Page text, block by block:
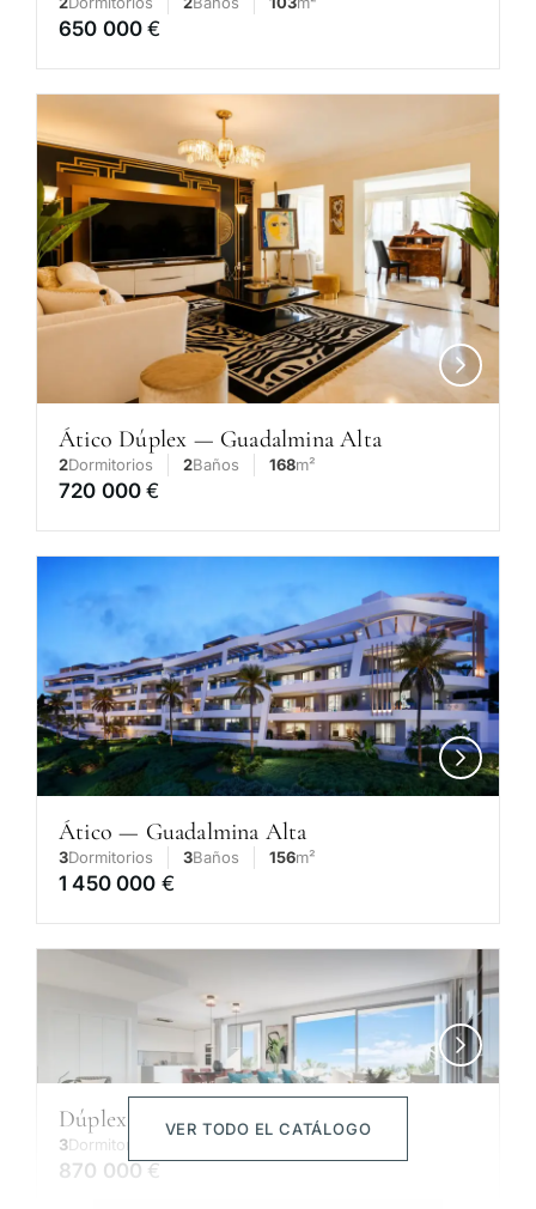
650 000€
Ático Dúplex — Guadalmina Alta
2Dormitorios 2Baños 168m²
720 000€
Ático — Guadalmina Alta
3Dormitorios 3Baños 156m²
1 450 000 €
Dúplex — Guadalmina Alta
3Dormitorios
870 000 €
VER TODO EL CATÁLOGO